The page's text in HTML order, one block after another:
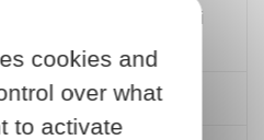
son billet d'avion si
?
en cabine ?
cookies and
over what
to activate